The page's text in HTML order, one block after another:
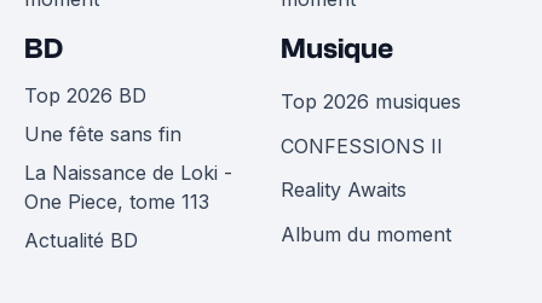
BD
Top 2026 BD
Une fête sans fin
La Naissance de Loki -
One Piece, tome 113
Actualité BD
Musique
Top 2026 musiques
CONFESSIONS II
Reality Awaits
Album du moment